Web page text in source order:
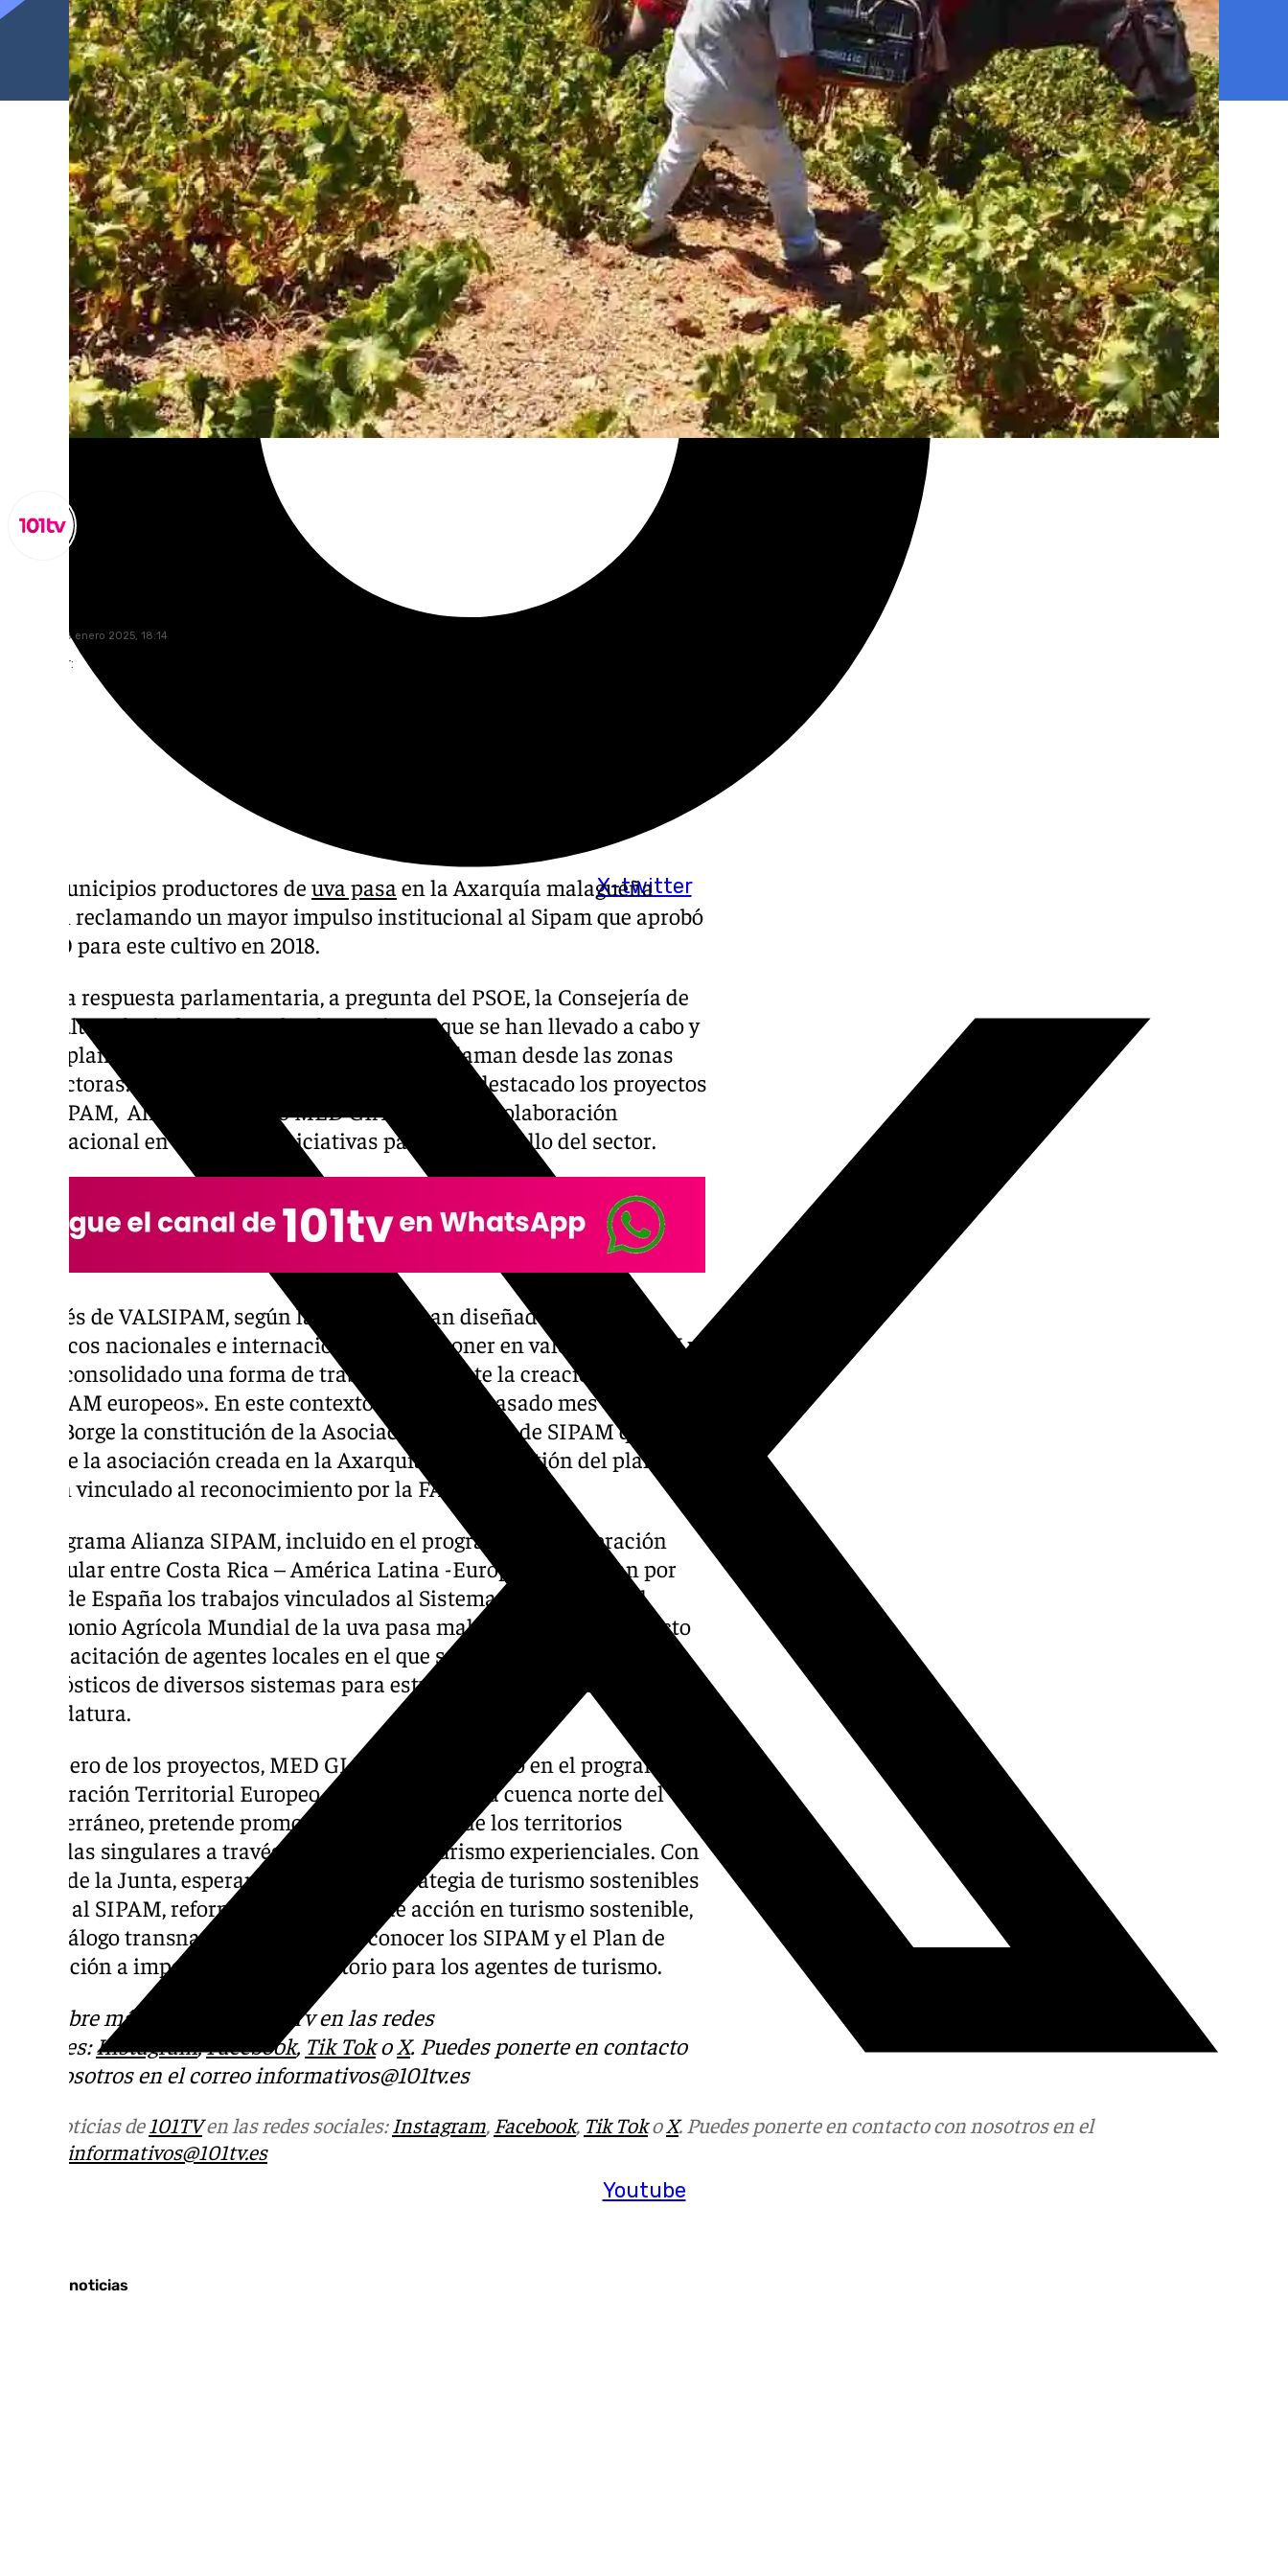
X-twitter
Youtube
miércoles, 8 enero 2025, 18:14
Compartir:
Los municipios productores de uva pasa en la Axarquía malagueña
siguen reclamando un mayor impulso institucional al Sipam que aprobó
la FAO para este cultivo en 2018.
En una respuesta parlamentaria, a pregunta del PSOE, la Consejería de
Agricultura ha informado sobre las acciones que se han llevado a cabo y
están planificando para dar el impulso que reclaman desde las zonas
productoras. Entre ellas, el Gobierno andaluz ha destacado los proyectos
VALSIPAM, Alianza SIPAM o MED GIAHS para la colaboración
internacional en diferentes iniciativas para el desarrollo del sector.
A través de VALSIPAM, según la Junta, «se han diseñado paquetes
turísticos nacionales e internacionales para poner en valor los SIPAM y
se ha consolidado una forma de trabajar mediante la creación de una red
de SIPAM europeos». En este contexto se firmó el pasado mes de marzo
en El Borge la constitución de la Asociación Europea de SIPAM que
preside la asociación creada en la Axarquía para la gestión del plan de
acción vinculado al reconocimiento por la FAO.
El programa Alianza SIPAM, incluido en el programa de cooperación
triangular entre Costa Rica – América Latina -Europa, se integran por
parte de España los trabajos vinculados al Sistema Importante del
Patrimonio Agrícola Mundial de la uva pasa malagueña en un proyecto
de capacitación de agentes locales en el que se quieren hacer
diagnósticos de diversos sistemas para estudiar potencialidad de
candidatura.
El tercero de los proyectos, MED GIAHS, está incluido en el programa de
Cooperación Territorial Europeo de los países de la cuenca norte del
Mediterráneo, pretende promover el desarrollo de los territorios
agrícolas singulares a través de modelos de turismo experienciales. Con
él, desde la Junta, esperan disponer de estrategia de turismo sostenibles
ligada al SIPAM, reformular los planes de acción en turismo sostenible,
un catálogo transnacional para dar a conocer los SIPAM y el Plan de
Formación a impartir en cada territorio para los agentes de turismo.
Descubre más noticias de 101Tv en las redes
sociales:Instagram,Facebook, Tik Toko X. Puedes ponerte en contacto
con nosotros en el correo informativos@101tv.es
Más noticias de 101TVen las redes sociales: Instagram, Facebook, Tik TokoX. Puedes ponerte en contacto con nosotros en el
informativos@101tv.es
Últimas noticias